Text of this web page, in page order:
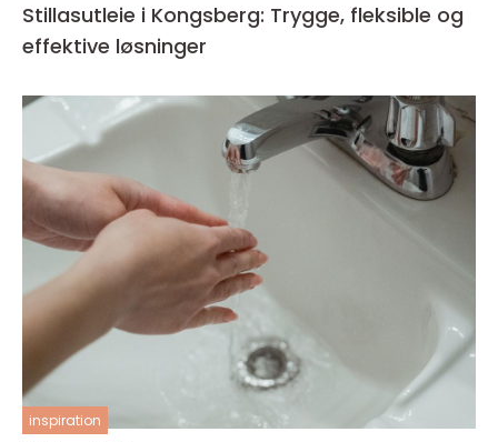
Stillasutleie i Kongsberg: Trygge, fleksible og
effektive løsninger
inspiration